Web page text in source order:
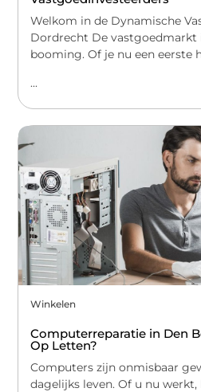
Welkom in de Dynamische
Dordrecht De
booming. Of je nu een eerste
...
Winkelen
Computerreparatie in Den
Op Letten?
Computers zijn onmisbaar
dagelijks leven. Of u nu